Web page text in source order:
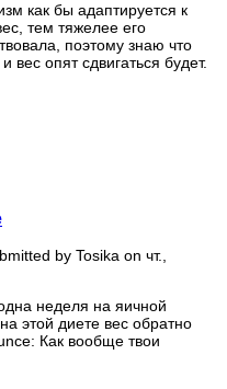
как бы адаптируется к
тем тяжелее его
поэтому знаю что
вес опят сдвигаться будет.
by Tosika on чт.,
неделя на яичной
этой диете вес обратно
Как вообще твои